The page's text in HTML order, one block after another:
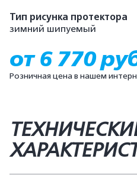
Тип рисунка протектора
зимний шипуемый
от 6 770
Розничная цена в нашем